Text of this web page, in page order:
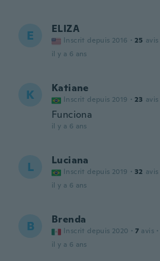
E ELIZA
Inscrit depuis 2016 · 25 avis
il y a 6 ans
K Katiane
Inscrit depuis 2019 · 23 avis
Funciona
il y a 6 ans
L Luciana
Inscrit depuis 2019 · 32 avis
il y a 6 ans
B Brenda
Inscrit depuis 2020 · 7 avis ·
il y a 6 ans